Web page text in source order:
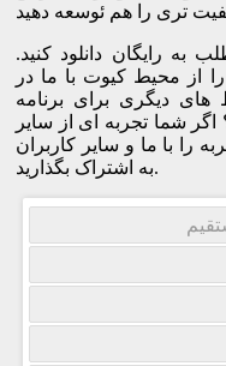
به رایگان دانلود کنید.
از محیط کیوت با ما در
دیگری برای برنامه
شما تجربه ای از سایر
را با ما و سایر کاربران
به اشتراک بگذارید.